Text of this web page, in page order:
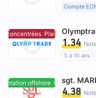
Compte
Etiquette
Risque
concentrées Plaintes
1.34
5 à 10 ans
Affaires
offshore Réglementation
sgt.
4.38